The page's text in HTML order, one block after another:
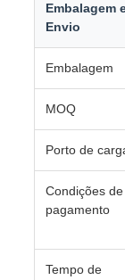
Embalagem
Envio
Embalagem
MOQ
Porto de
Condições de
pagamento
Tempo de